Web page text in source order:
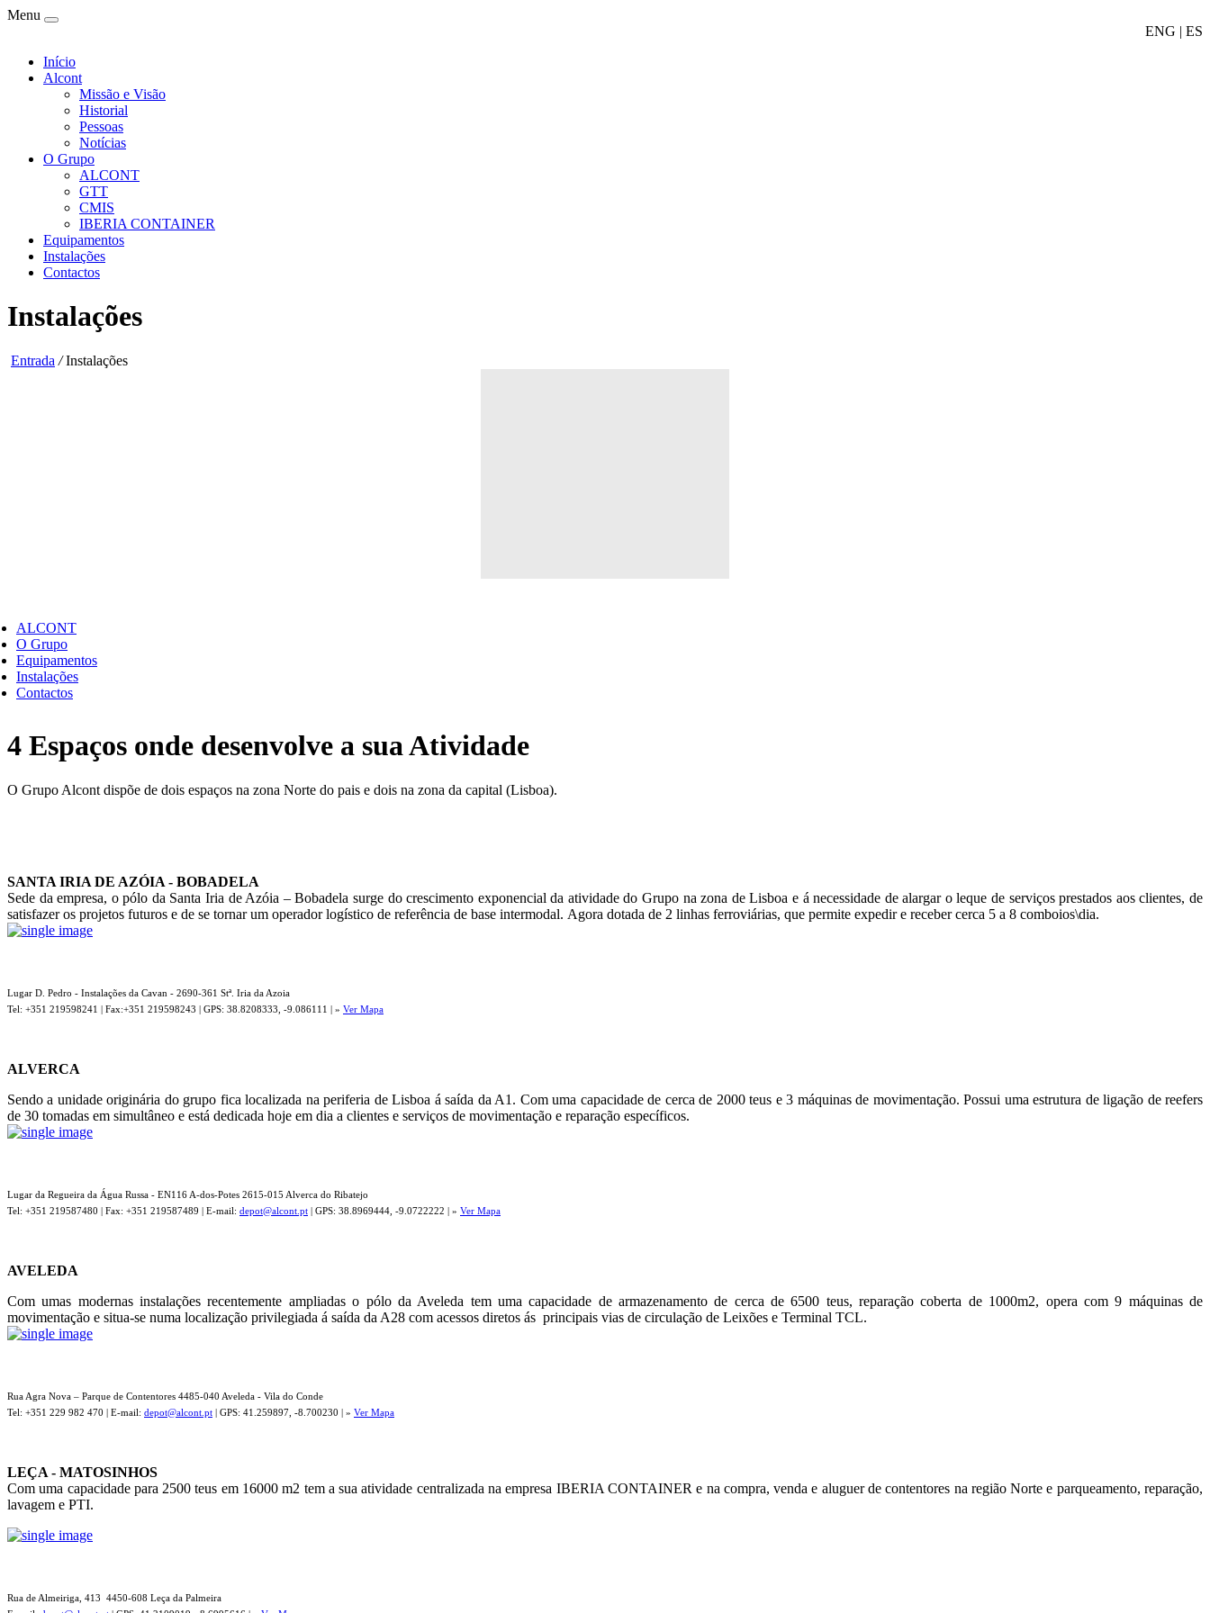
Menu
ENG | ES
Início
Alcont
Missão e Visão
Historial
Pessoas
Notícias
O Grupo
ALCONT
GTT
CMIS
IBERIA CONTAINER
Equipamentos
Instalações
Contactos
Instalações
Entrada /Instalações
ALCONT
O Grupo
Equipamentos
Instalações
Contactos
4 Espaços onde desenvolve a sua Atividade
O Grupo Alcont dispõe de dois espaços na zona Norte do pais e dois na zona da capital (Lisboa).
SANTA IRIA DE AZÓIA - BOBADELA
Sede da empresa, o pólo da Santa Iria de Azóia – Bobadela surge do crescimento exponencial da atividade do Grupo na zona de Lisboa e á necessidade de alargar o leque de serviços prestados aos clientes, de
satisfazer os projetos futuros e de se tornar um operador logístico de referência de base intermodal. Agora dotada de 2 linhas ferroviárias, que permite expedir e receber cerca 5 a 8 comboios\dia.
Lugar D. Pedro - Instalações da Cavan - 2690-361 Stª. Iria da Azoia
Tel: +351 219598241 | Fax:+351 219598243 | GPS: 38.8208333, -9.086111 | » Ver Mapa
ALVERCA
Sendo a unidade originária do grupo fica localizada na periferia de Lisboa á saída da A1. Com uma capacidade de cerca de 2000 teus e 3 máquinas de movimentação. Possui uma estrutura de ligação de reefers
de 30 tomadas em simultâneo e está dedicada hoje em dia a clientes e serviços de movimentação e reparação específicos.
Lugar da Regueira da Água Russa - EN116 A-dos-Potes 2615-015 Alverca do Ribatejo
Tel: +351 219587480 | Fax: +351 219587489 | E-mail: depot@alcont.pt | GPS: 38.8969444, -9.0722222 | » Ver Mapa
AVELEDA
Com umas modernas instalações recentemente ampliadas o pólo da Aveleda tem uma capacidade de armazenamento de cerca de 6500 teus, reparação coberta de 1000m2, opera com 9 máquinas de
movimentação e situa-se numa localização privilegiada á saída da A28 com acessos diretos ás principais vias de circulação de Leixões e Terminal TCL.
Rua Agra Nova – Parque de Contentores 4485-040 Aveleda - Vila do Conde
Tel: +351 229 982 470 | E-mail: depot@alcont.pt | GPS: 41.259897, -8.700230 | » Ver Mapa
LEÇA - MATOSINHOS
Com uma capacidade para 2500 teus em 16000 m2 tem a sua atividade centralizada na empresa IBERIA CONTAINER e na compra, venda e aluguer de contentores na região Norte e parqueamento, reparação,
lavagem e PTI.
Rua de Almeiriga, 413 4450-608 Leça da Palmeira